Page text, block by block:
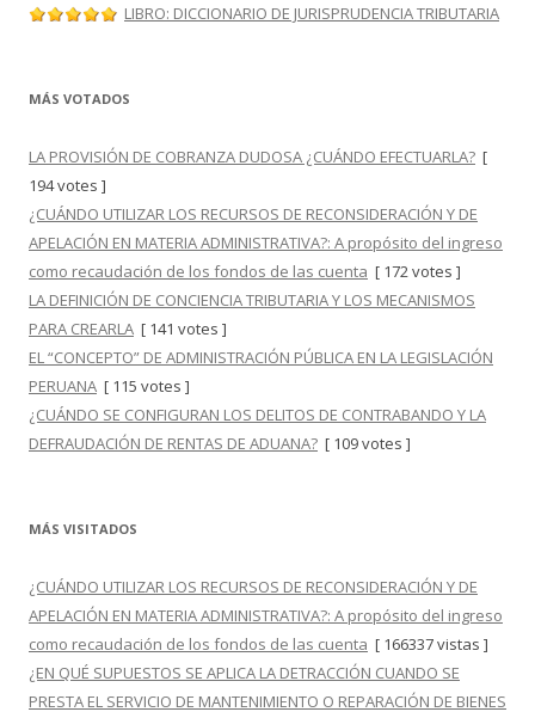
LIBRO: DICCIONARIO DE JURISPRUDENCIA TRIBUTARIA
MÁS VOTADOS
LA PROVISIÓN DE COBRANZA DUDOSA ¿CUÁNDO EFECTUARLA? [
194 votes ]
¿CUÁNDO UTILIZAR LOS RECURSOS DE RECONSIDERACIÓN Y DE
APELACIÓN EN MATERIA ADMINISTRATIVA?: A propósito del ingreso
como recaudación de los fondos de las cuenta [ 172 votes ]
LA DEFINICIÓN DE CONCIENCIA TRIBUTARIA Y LOS MECANISMOS
PARA CREARLA [ 141 votes ]
EL “CONCEPTO” DE ADMINISTRACIÓN PÚBLICA EN LA LEGISLACIÓN
PERUANA [ 115 votes ]
¿CUÁNDO SE CONFIGURAN LOS DELITOS DE CONTRABANDO Y LA
DEFRAUDACIÓN DE RENTAS DE ADUANA? [ 109 votes ]
MÁS VISITADOS
¿CUÁNDO UTILIZAR LOS RECURSOS DE RECONSIDERACIÓN Y DE
APELACIÓN EN MATERIA ADMINISTRATIVA?: A propósito del ingreso
como recaudación de los fondos de las cuenta [ 166337 vistas ]
¿EN QUÉ SUPUESTOS SE APLICA LA DETRACCIÓN CUANDO SE
PRESTA EL SERVICIO DE MANTENIMIENTO O REPARACIÓN DE BIENES